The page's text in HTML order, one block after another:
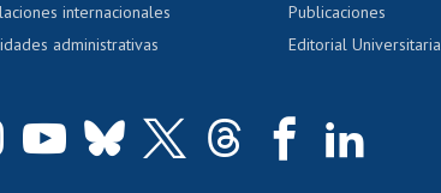
internacionales
administrativas
Publicaciones
Editorial Universitaria